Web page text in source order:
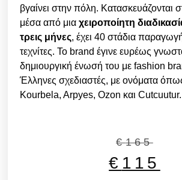
βγαίνει στην πόλη. Κατασκευάζονται
μέσα από μιαχειροποίητη
τρεις μήνες, έχει 40 στάδια
τεχνίτες. Το brand έγινε ευρέως
δημιουργική ένωσή του με fashion
Έλληνες σχεδιαστές, με ονόματα
Kourbela, Arpyes, Ozon και Cutcuutur.
€165
€ 115